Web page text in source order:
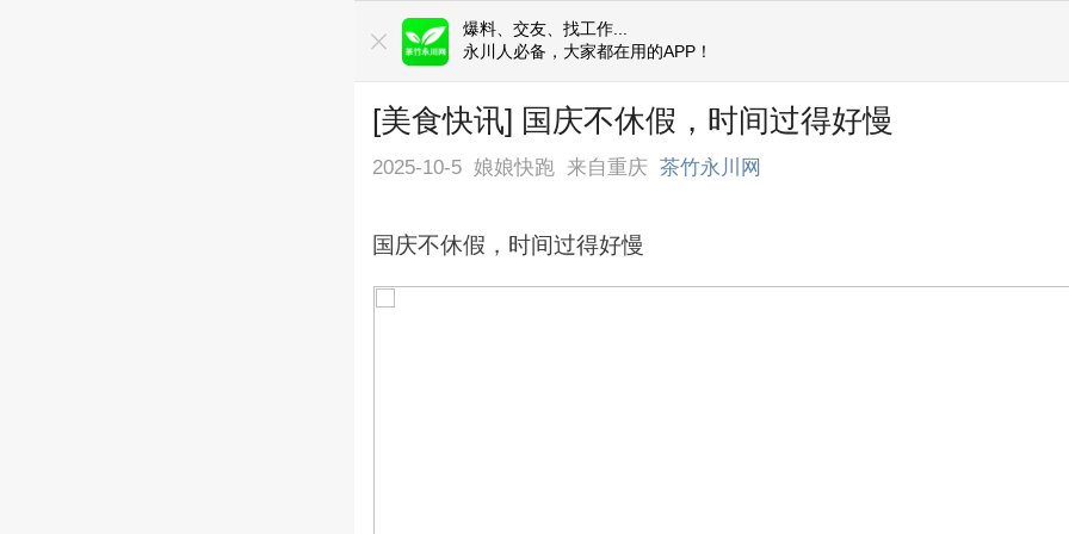
爆料、交友、找工作...
永川人必备，大家都在用的APP！
[美食快讯] 国庆不休假，时间过得好慢
2025-10-5 娘娘快跑 来自重庆 茶竹永川网
国庆不休假，时间过得好慢